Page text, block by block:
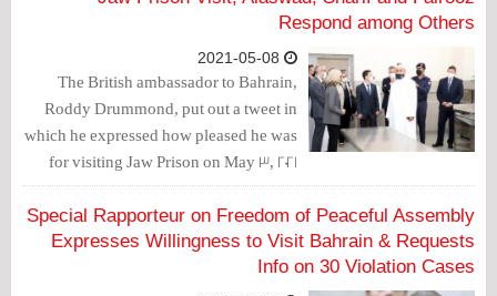
freedom of expression, women's rights
and citizenship revocation.
Respond among Others
The British ambassador to Bahrain,
Roddy Drummond, put out a tweet in
which he expressed how pleased he was
for visiting Jaw Prison on May 3, 2021
with other ambassadors. Drummond's
tweet prompted a number of responses.
Special Rapporteur on Freedom of Peaceful Assembly
Expresses Willingness to Visit Bahrain & Requests
Info on 30 Violation Cases